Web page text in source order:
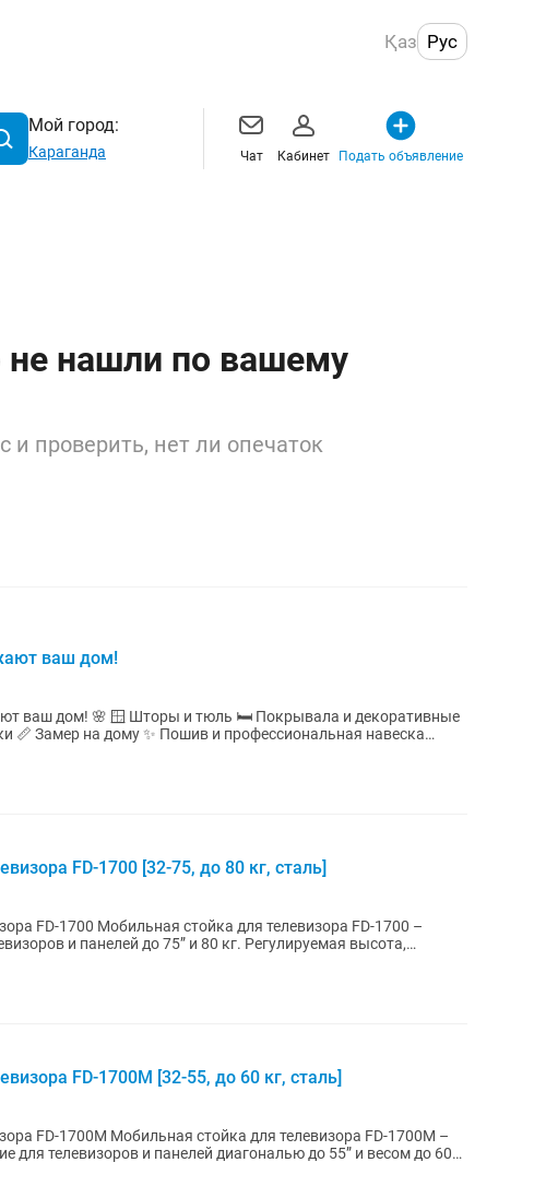
Қаз Рус
Мой город:
Караганда Чат Кабинет Подать объявление
нашли по вашему
и проверить, нет ли опечаток
ваш дом!
Покрывала и декоративные
📏 Замер на дому ✨ Пошив и профессиональная навеска
FD-1700 [32-75, до 80 кг, сталь]
телевизора FD-1700 –
и панелей до 75” и 80 кг. Регулируемая высота,
FD-1700M [32-55, до 60 кг, сталь]
для телевизора FD-1700M –
для телевизоров и панелей диагональю до 55” и весом до 60